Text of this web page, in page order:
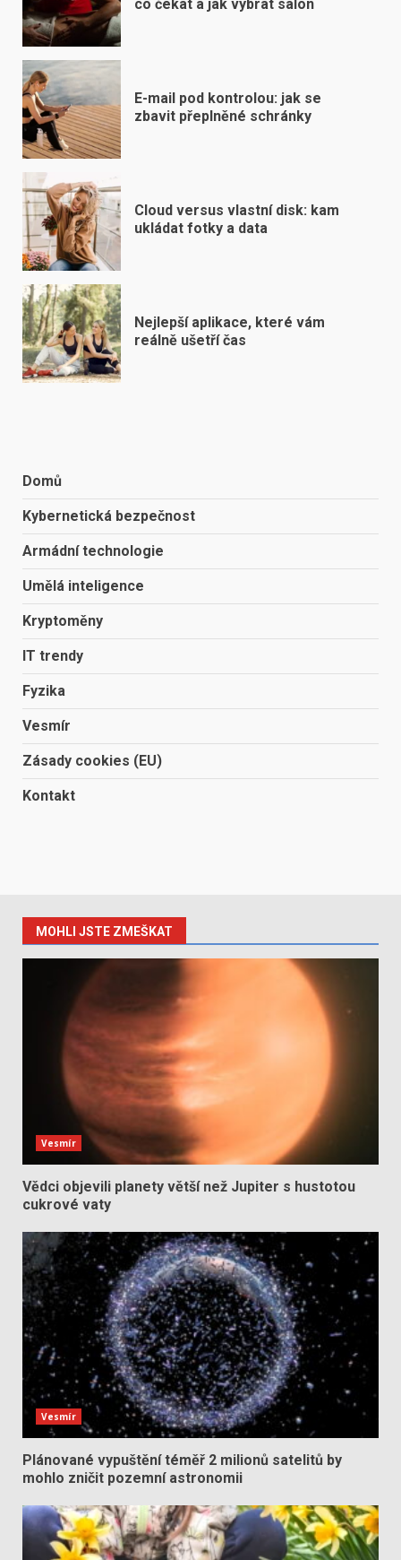
co čekat a jak vybrat salon
E-mail pod kontrolou: jak se
zbavit přeplněné schránky
Cloud versus vlastní disk: kam
ukládat fotky a data
Nejlepší aplikace, které vám
reálně ušetří čas
Domů
Kybernetická bezpečnost
Armádní technologie
Umělá inteligence
Kryptoměny
IT trendy
Fyzika
Vesmír
Zásady cookies (EU)
Kontakt
MOHLI JSTE ZMEŠKAT
Vesmír
Vědci objevili planety větší než Jupiter s hustotou
cukrové vaty
Vesmír
Plánované vypuštění téměř 2 milionů satelitů by
mohlo zničit pozemní astronomii